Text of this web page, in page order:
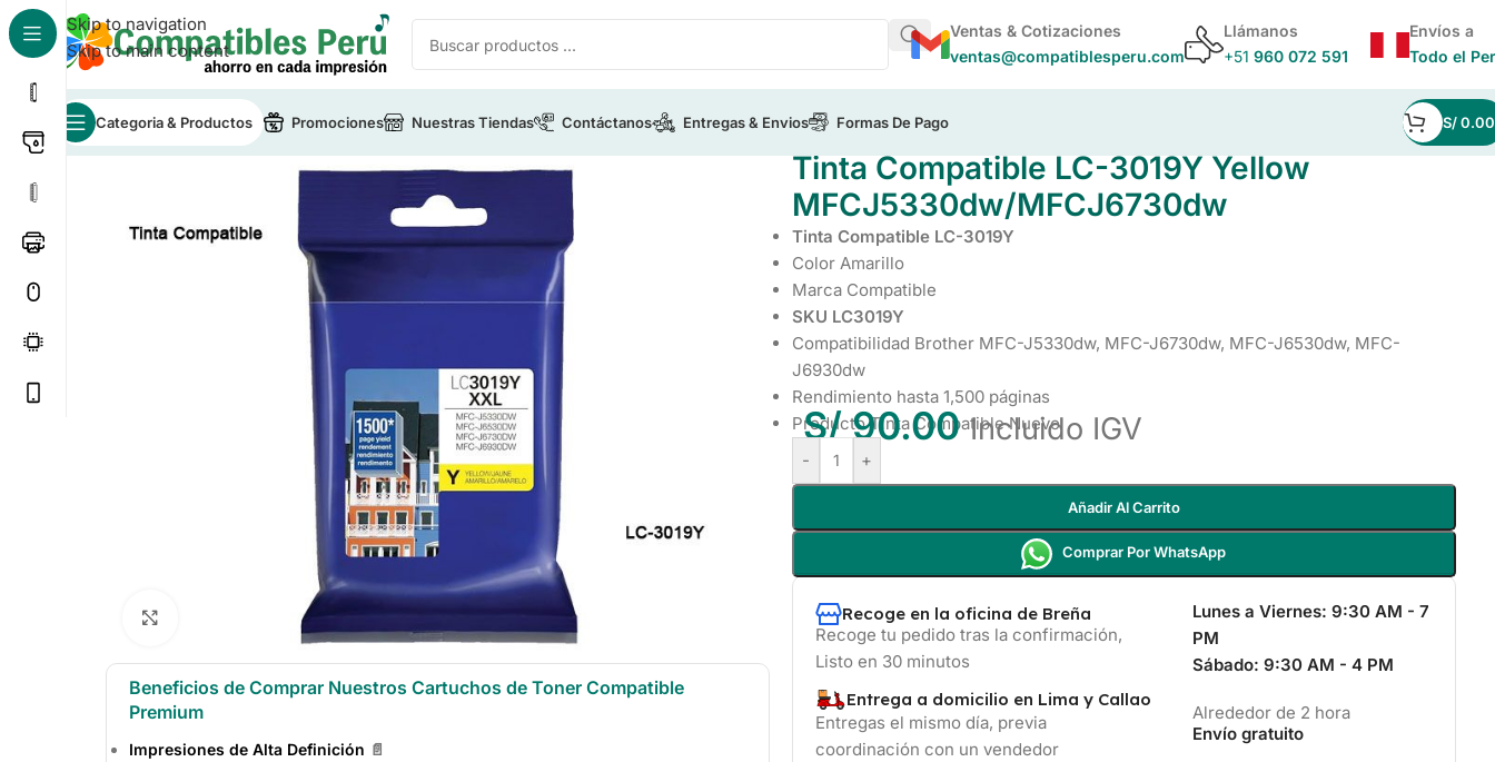
Skip to navigation
Skip to main content
Ventas & Cotizaciones
ventas@compatiblesperu.com
Llámanos
+51 960 072 591
Envíos a
Todo el
Categoria & Productos Promociones Nuestras Tiendas Contáctanos Entregas & Envios Formas De Pago S/0.00
Inicio/Tinta para Impresoras
Beneficios de Comprar Nuestros Cartuchos de Toner Compatible
Premium
Impresiones de Alta Definición 📄
Tinta Compatible LC-3019Y Yellow
MFCJ5330dw/MFCJ6730dw
Tinta Compatible LC-3019Y
Color Amarillo
Marca Compatible
SKU LC3019Y
Compatibilidad Brother MFC-J5330dw, MFC-J6730dw, MFC-J6530dw, MFC-
J6930dw
Rendimiento hasta 1,500 páginas
Producto Tinta Compatible Nuevo
S/90.00 Incluido IGV
- +
Añadir Al Carrito
Comprar Por WhatsApp
Recoge en la oficina de Breña
Recoge tu pedido tras la confirmación,
Listo en 30 minutos
Lunes a Viernes: 9:30 AM - 7
PM
Sábado: 9:30 AM - 4 PM
Entrega a domicilio en Lima y Callao
Entregas el mismo día, previa
coordinación con un vendedor
Alrededor de 2 hora
Envío gratuito